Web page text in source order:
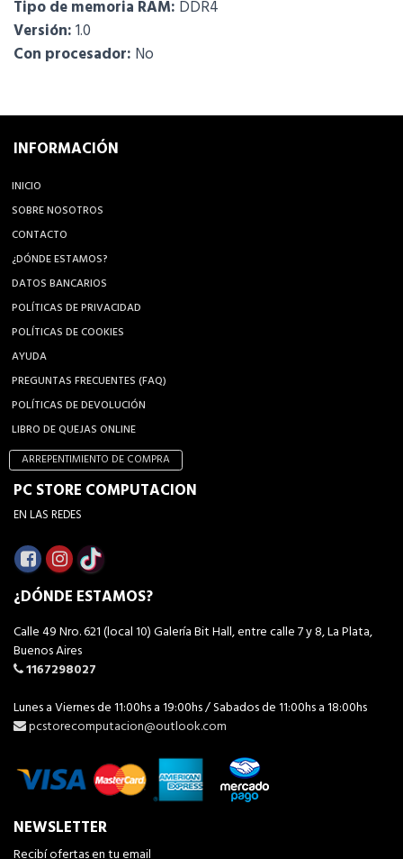
Tipo de memoria RAM: DDR4
Versión:1.0
Con procesador: No
INFORMACIÓN
INICIO
SOBRE NOSOTROS
CONTACTO
¿DÓNDE ESTAMOS?
DATOS BANCARIOS
POLÍTICAS DE PRIVACIDAD
POLÍTICAS DE COOKIES
AYUDA
PREGUNTAS FRECUENTES (FAQ)
POLÍTICAS DE DEVOLUCIÓN
LIBRO DE QUEJAS ONLINE
ARREPENTIMIENTO DE COMPRA
PC STORE COMPUTACION
EN LAS REDES
¿DÓNDE ESTAMOS?
Calle 49 Nro. 621 (local 10) Galería Bit Hall, entre calle 7 y 8, La Plata,
Buenos Aires
1167298027
Lunes a Viernes de 11:00hs a 19:00hs / Sabados de 11:00hs a 18:00hs
pcstorecomputacion@outlook.com
NEWSLETTER